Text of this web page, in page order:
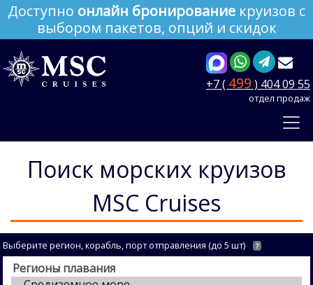
Доступно онлайн бронирование круизов с
выбором пакетов, опций и скидок
+7 ( 499 ) 404 09 55
отдел продаж
Поиск морских круизов
MSC Cruises
Выберите регион, корабль, порт отправления (до 5 шт) ?